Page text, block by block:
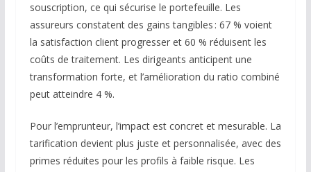
souscription, ce qui sécurise le portefeuille. Les
assureurs constatent des gains tangibles : 67 % voient
la satisfaction client progresser et 60 % réduisent les
coûts de traitement. Les dirigeants anticipent une
transformation forte, et l’amélioration du ratio combiné
peut atteindre 4 %.
Pour l’emprunteur, l’impact est concret et mesurable. La
tarification devient plus juste et personnalisée, avec des
primes réduites pour les profils à faible risque. Les